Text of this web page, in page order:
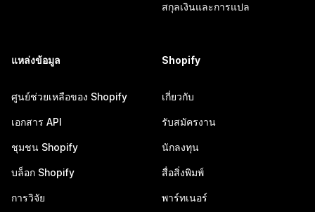
สกุลเงินและการแปล
แหล่งข้อมูล
ศูนย์ช่วยเหลือของ Shopify
เอกสาร API
ชุมชน Shopify
บล็อก Shopify
การวิจัย
Shopify
เกี่ยวกับ
รับสมัครงาน
นักลงทุน
สื่อสิ่งพิมพ์
พาร์ทเนอร์